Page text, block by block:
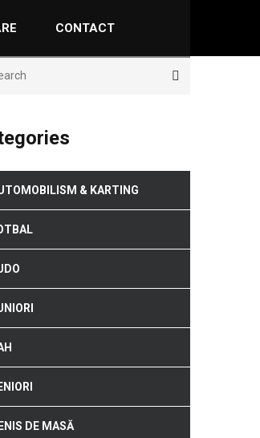
CONTACT
& KARTING
DE MASĂ